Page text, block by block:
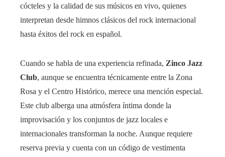
cócteles y la calidad de sus músicos en vivo, quienes
interpretan desde himnos clásicos del rock internacional
hasta éxitos del rock en español.
Cuando se habla de una experiencia refinada, Zinco Jazz
Club, aunque se encuentra técnicamente entre la Zona
Rosa y el Centro Histórico, merece una mención especial.
Este club alberga una atmósfera íntima donde la
improvisación y los conjuntos de jazz locales e
internacionales transforman la noche. Aunque requiere
reserva previa y cuenta con un código de vestimenta